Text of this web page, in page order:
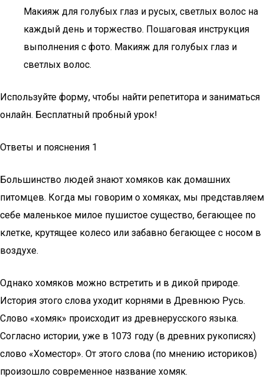
Макияж для голубых глаз и русых, светлых волос на
каждый день и торжество. Пошаговая инструкция
выполнения с фото. Макияж для голубых глаз и
светлых волос.
Используйте форму, чтобы найти репетитора и заниматься
онлайн. Бесплатный пробный урок!
Ответы и пояснения 1
Большинство людей знают хомяков как домашних
питомцев. Когда мы говорим о хомяках, мы представляем
себе маленькое милое пушистое существо, бегающее по
клетке, крутящее колесо или забавно бегающее с носом в
воздухе.
Однако хомяков можно встретить и в дикой природе.
История этого слова уходит корнями в Древнюю Русь.
Слово «хомяк» происходит из древнерусского языка.
Согласно истории, уже в 1073 году (в древних рукописях)
слово «Хоместор». От этого слова (по мнению историков)
произошло современное название хомяк.